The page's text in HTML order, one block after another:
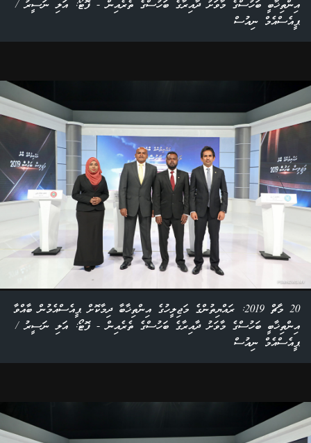
އިންތިޚާބީ ބަހުސްގެ މާވަށު ދާއިރާގެ ބަހުސްގެ ތެރެއިން - ފޮޓޯ: އަލި ނަސީރު /
ޕީއެސްއެމް ނިއުސް
20 މާޗް 2019: ރައްޔިތުންގެ މަޖިލީހުގެ އިންތިޚާބާ ދިމާކޮށް ޕީއެސްއެމުން ބާއްވާ
އިންތިޚާބީ ބަހުސްގެ މާވަށު ދާއިރާގެ ބަހުސްގެ ތެރެއިން - ފޮޓޯ: އަލި ނަސީރު /
ޕީއެސްއެމް ނިއުސް